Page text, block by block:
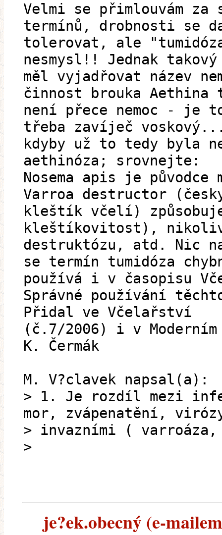
Velmi se přimlouvám za
termínů, drobnosti se
tolerovat, ale
nesmysl!! Jednak
měl vyjadřovat název
činnost brouka Aethina
není přece nemoc - je
třeba zavíječ
kdyby už to tedy byla
aethinóza; srovnejte:
Nosema apis je původce
Varroa destructor
kleštík včelí)
kleštíkovitost),
destruktózu, atd. Nic
se termín tumidóza
používá i v časopisu
Správné používání
Přidal ve Včelařství
(č.7/2006) i v
K. Čermák
M. V?clavek napsal(a):
> 1. Je rozdíl mezi
mor, zvápenatění,
> invazními ( varroáza,
>
je?ek.obecný (e-